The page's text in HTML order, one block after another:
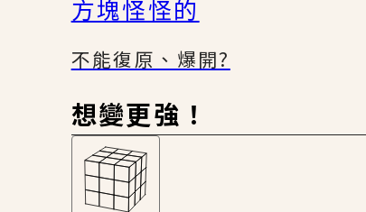
方塊怪怪的
不能復原、爆開?
想變更強！